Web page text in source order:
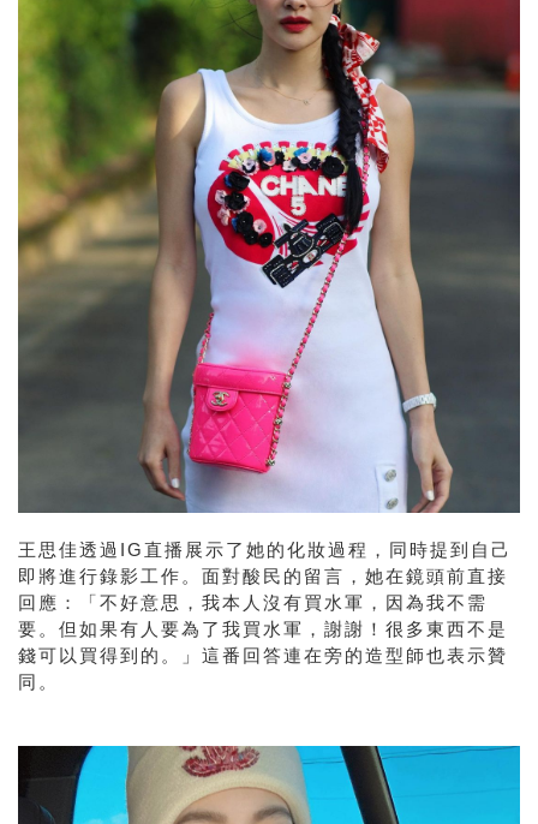
王思佳透過 IG直播展示了她的化妝過程，同時提到自己
即將進行錄影工作。面對酸民的留言，她在鏡頭前直接
回應：「不好意思，我本人沒有買水軍，因為我不需
要。但如果有人要為了我買水軍，謝謝！很多東西不是
錢可以買得到的。」這番回答連在旁的造型師也表示贊
同。